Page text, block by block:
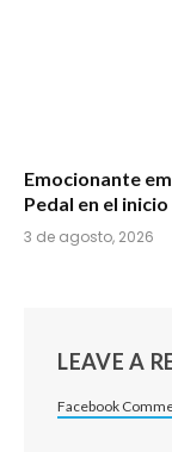
Emocionante
Pedal en el
3 de agosto, 2026
LEAVE A
Facebook